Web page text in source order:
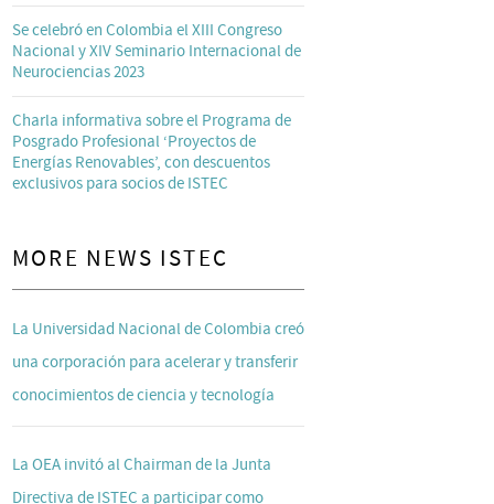
Se celebró en Colombia el XIII Congreso
Nacional y XIV Seminario Internacional de
Neurociencias 2023
Charla informativa sobre el Programa de
Posgrado Profesional ‘Proyectos de
Energías Renovables’, con descuentos
exclusivos para socios de ISTEC
MORE NEWS ISTEC
La Universidad Nacional de Colombia creó
una corporación para acelerar y transferir
conocimientos de ciencia y tecnología
La OEA invitó al Chairman de la Junta
Directiva de ISTEC a participar como